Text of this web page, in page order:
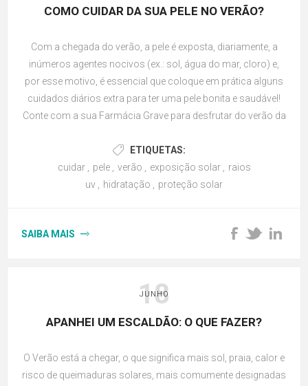
COMO CUIDAR DA SUA PELE NO VERÃO?
Com a chegada do verão, a pele é exposta, diariamente, a
inúmeros agentes nocivos (ex.: sol, água do mar, cloro) e,
por esse motivo, é essencial que coloque em prática alguns
cuidados diários extra para ter uma pele bonita e saudável!
Conte com a sua Farmácia Grave para desfrutar do verão da
ETIQUETAS:
cuidar , pele , verão , exposição solar , raios
uv , hidratação , proteção solar
SAIBA MAIS
18
JUNHO
APANHEI UM ESCALDÃO: O QUE FAZER?
O Verão está a chegar, o que significa mais sol, praia, calor e
risco de queimaduras solares, mais comumente designadas